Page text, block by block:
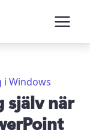
Windows
själv när